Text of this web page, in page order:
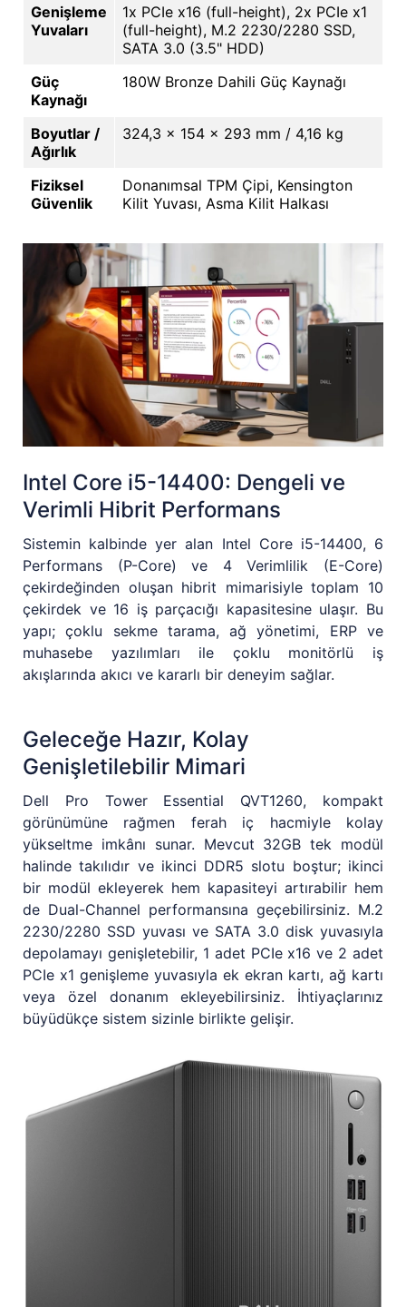
Genişleme
Yuvaları
1x PCIe x16 (full-height), 2x PCIe x1
(full-height), M.2 2230/2280 SSD,
SATA 3.0 (3.5" HDD)
Güç
Kaynağı
180W Bronze Dahili Güç Kaynağı
Boyutlar /
Ağırlık
324,3 x 154 x 293 mm / 4,16 kg
Fiziksel
Güvenlik
Donanımsal TPM Çipi, Kensington
Kilit Yuvası, Asma Kilit Halkası
Intel Core i5-14400: Dengeli ve
Verimli Hibrit Performans
Sistemin kalbinde yer alan Intel Core i5-14400, 6
Performans (P-Core) ve 4 Verimlilik (E-Core)
çekirdeğinden oluşan hibrit mimarisiyle toplam 10
çekirdek ve 16 iş parçacığı kapasitesine ulaşır. Bu
yapı; çoklu sekme tarama, ağ yönetimi, ERP ve
muhasebe yazılımları ile çoklu monitörlü iş
akışlarında akıcı ve kararlı bir deneyim sağlar.
Geleceğe Hazır, Kolay
Genişletilebilir Mimari
Dell Pro Tower Essential QVT1260, kompakt
görünümüne rağmen ferah iç hacmiyle kolay
yükseltme imkânı sunar. Mevcut 32GB tek modül
halinde takılıdır ve ikinci DDR5 slotu boştur; ikinci
bir modül ekleyerek hem kapasiteyi artırabilir hem
de Dual-Channel performansına geçebilirsiniz. M.2
2230/2280 SSD yuvası ve SATA 3.0 disk yuvasıyla
depolamayı genişletebilir, 1 adet PCIe x16 ve 2 adet
PCIe x1 genişleme yuvasıyla ek ekran kartı, ağ kartı
veya özel donanım ekleyebilirsiniz. İhtiyaçlarınız
büyüdükçe sistem sizinle birlikte gelişir.